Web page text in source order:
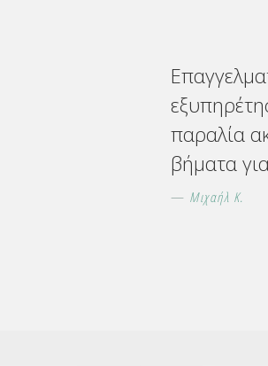
παραλία
βήματα
Μιχαήλ Κ.